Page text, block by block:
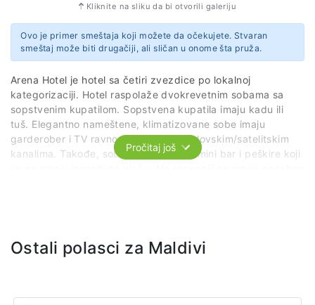
Kliknite na sliku da bi otvorili galeriju
Ovo je primer smeštaja koji možete da očekujete. Stvaran
smeštaj može biti drugačiji, ali sličan u onome šta pruža.
Arena Hotel je hotel sa četiri zvezdice po lokalnoj
kategorizaciji. Hotel raspolaže dvokrevetnim sobama sa
sopstvenim kupatilom. Sopstvena kupatila imaju kadu ili
tuš. Elegantno nameštene, klimatizovane sobe imaju
garderober i TV ravnog ekrana sa kablovskim/satelitskim
kanalima. Takođe, sobe poseduju sef, mini bar i peškire koji
Sajt
Pročitaj još
Ostali polasci za Maldivi